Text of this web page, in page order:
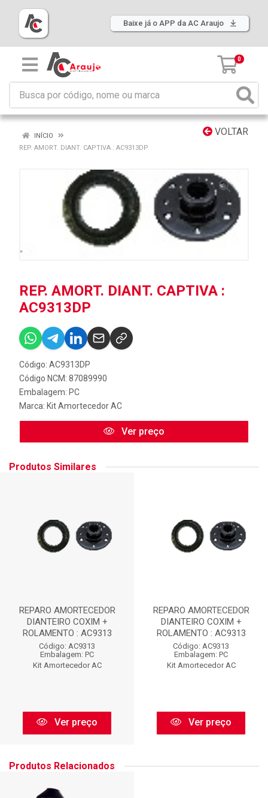
Baixe já o APP da AC Araujo
0
VOLTAR
INÍCIO
REP. AMORT. DIANT. CAPTIVA : AC9313DP
REP. AMORT. DIANT. CAPTIVA :
AC9313DP
Código: AC9313DP
Código NCM: 87089990
Embalagem: PC
Marca: Kit Amortecedor AC
Ver preço
Produtos Similares
REPARO AMORTECEDOR
DIANTEIRO COXIM +
ROLAMENTO : AC9313
Código: AC9313
Embalagem: PC
Kit Amortecedor AC
Ver preço
REPARO AMORTECEDOR
DIANTEIRO COXIM +
ROLAMENTO : AC9313
Código: AC9313
Embalagem: PC
Kit Amortecedor AC
Ver preço
Produtos Relacionados